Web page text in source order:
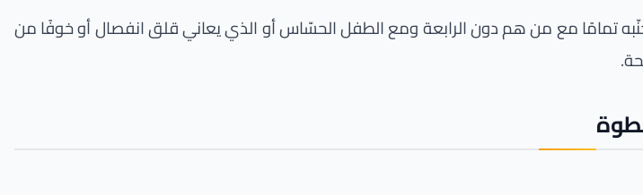
وتجنّبه تمامًا مع من هم دون الرابعة ومع الطفل الحسّاس أو الذي يعاني قلق انفصال أو خوفًا من